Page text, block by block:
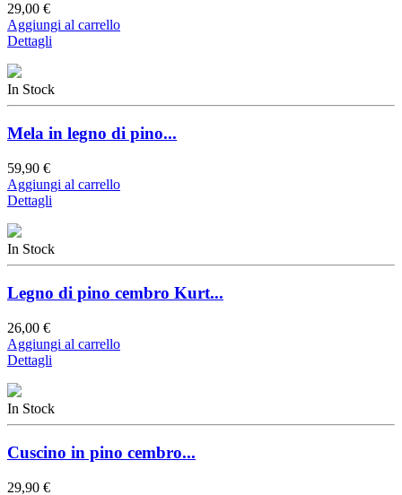
29,00 €
Aggiungi al carrello
Dettagli
In Stock
Mela in legno di pino...
59,90 €
Aggiungi al carrello
Dettagli
In Stock
Legno di pino cembro Kurt...
26,00 €
Aggiungi al carrello
Dettagli
In Stock
Cuscino in pino cembro...
29,90 €